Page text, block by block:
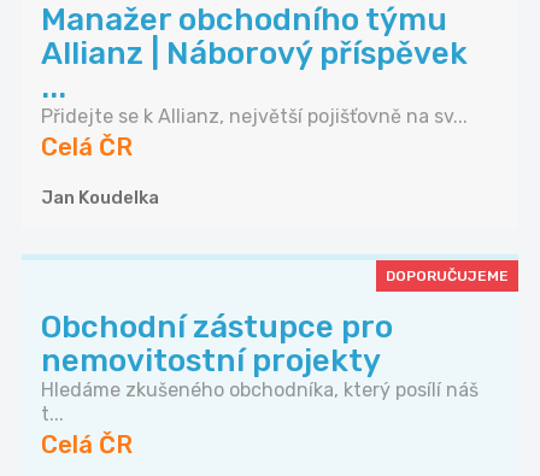
Manažer obchodního týmu
Allianz | Náborový příspěvek
...
Přidejte se k Allianz, největší pojišťovně na sv...
Celá ČR
Jan Koudelka
DOPORUČUJEME
Obchodní zástupce pro
nemovitostní projekty
Hledáme zkušeného obchodníka, který posílí náš
t...
Celá ČR